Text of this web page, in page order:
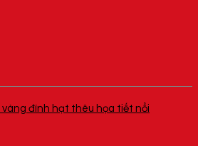
đính hạt thêu họa tiết nổi